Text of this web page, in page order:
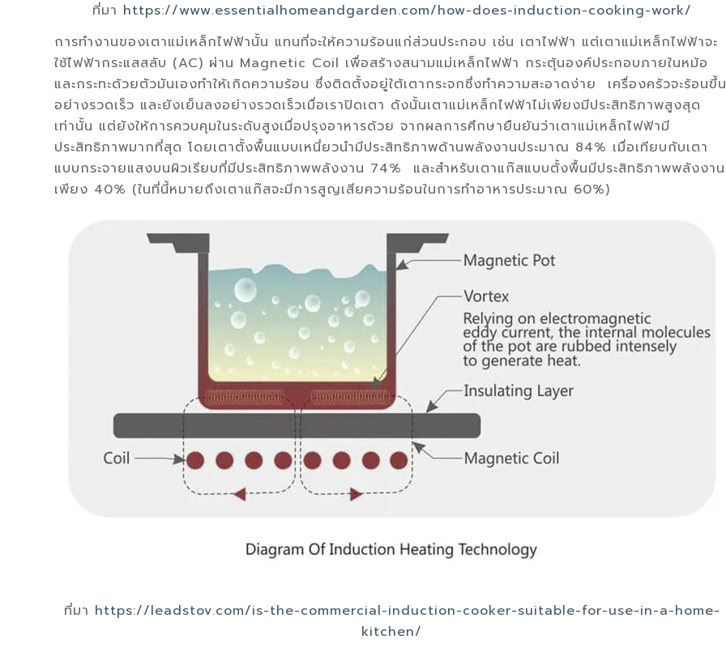
ที่มา https://www.essentialhomeandgarden.com/how-does-induction-cooking-work/
การทำงานของเตาแม่เหล็กไฟฟ้านั้น แทนที่จะให้ความร้อนแก่ส่วนประกอบ เช่น เตาไฟฟ้า แต่เตาแม่เหล็กไฟฟ้าจะ
ใช้ไฟฟ้ากระแสสลับ (AC) ผ่าน Magnetic Coil เพื่อสร้างสนามแม่เหล็กไฟฟ้า กระตุ้นองค์ประกอบภายในหม้อ
และกระทะด้วยตัวมันเองทำให้เกิดความร้อน ซึ่งติดตั้งอยู่ใต้เตากระจกซึ่งทำความสะอาดง่าย เครื่องครัวจะร้อนขึ้น
อย่างรวดเร็ว และยังเย็นลงอย่างรวดเร็วเมื่อเราปิดเตา ดังนั้นเตาแม่เหล็กไฟฟ้าไม่เพียงมีประสิทธิภาพสูงสุด
เท่านั้น แต่ยังให้การควบคุมในระดับสูงเมื่อปรุงอาหารด้วย จากผลการศึกษายืนยันว่าเตาแม่เหล็กไฟฟ้ามี
ประสิทธิภาพมากที่สุด โดยเตาตั้งพื้นแบบเหนี่ยวนำมีประสิทธิภาพด้านพลังงานประมาณ 84% เมื่อเทียบกับเตา
แบบกระจายแสงบนผิวเรียบที่มีประสิทธิภาพพลังงาน 74% และสำหรับเตาแก๊สแบบตั้งพื้นมีประสิทธิภาพพลังงาน
เพียง 40% (ในที่นี้หมายถึงเตาแก๊สจะมีการสูญเสียความร้อนในการทำอาหารประมาณ 60%)
ที่มา https://leadstov.com/is-the-commercial-induction-cooker-suitable-for-use-in-a-home-
kitchen/